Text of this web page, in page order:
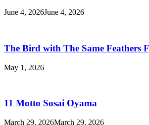
June 4, 2026June 4, 2026
The Bird with The Same Feathers
May 1, 2026
11 Motto Sosai Oyama
March 29, 2026March 29, 2026